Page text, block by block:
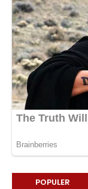
POPULER